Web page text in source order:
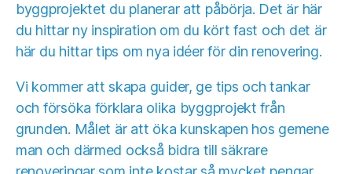
byggprojektet du planerar att påbörja. Det är här
du hittar ny inspiration om du kört fast och det är
här du hittar tips om nya idéer för din renovering.
Vi kommer att skapa guider, ge tips och tankar
och försöka förklara olika byggprojekt från
grunden. Målet är att öka kunskapen hos gemene
man och därmed också bidra till säkrare